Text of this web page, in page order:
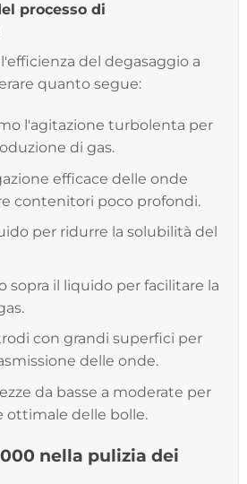
processo di
del degasaggio a
quanto segue:
l'agitazione turbolenta per
di gas.
efficace delle onde
contenitori poco profondi.
per ridurre la solubilità del
sopra il liquido per facilitare la
con grandi superfici per
delle onde.
da basse a moderate per
ottimale delle bolle.
nella pulizia dei